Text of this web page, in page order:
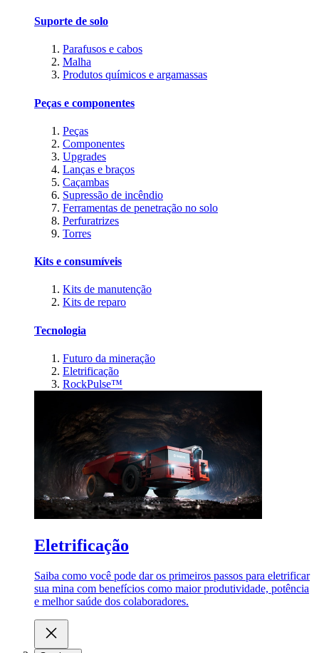
Suporte de solo
Parafusos e cabos
Malha
Produtos químicos e argamassas
Peças e componentes
Peças
Componentes
Upgrades
Lanças e braços
Caçambas
Supressão de incêndio
Ferramentas de penetração no solo
Perfuratrizes
Torres
Kits e consumíveis
Kits de manutenção
Kits de reparo
Tecnologia
Futuro da mineração
Eletrificação
RockPulse™
Eletrificação
Saiba como você pode dar os primeiros passos para eletrificar
sua mina com benefícios como maior produtividade, potência
e melhor saúde dos colaboradores.